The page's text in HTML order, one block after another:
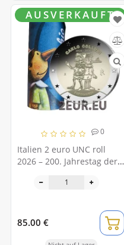
0
Italien 2 euro UNC roll
2026 – 200. Jahrestag der
AUSVERKAUFT
85.00 €